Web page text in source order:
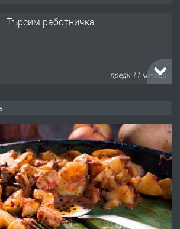
Търсим работничка
преди 11 месеца
преди 1 година
Работа за общи работници